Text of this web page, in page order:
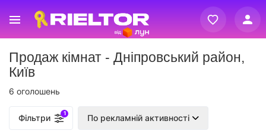
Реєстрація
Вхід
Продаж кімнат - Дніпровський район,
Київ
6 оголошень
Фільтри 1 По рекламній активності